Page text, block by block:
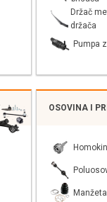
Držač
držača
Pumpa
OSOVINA I
Manžeta